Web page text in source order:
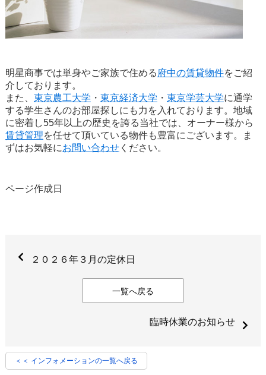
明星商事では単身やご家族で住める府中の賃貸物件をご紹
介しております。
また、 東京農工大学 ・ 東京経済大学 ・ 東京学芸大学に通学
する学生さんのお部屋探しにも力を入れております。地域
に密着し55年以上の歴史を誇る当社では、オーナー様から
賃貸管理を任せて頂いている物件も豊富にございます。ま
ずはお気軽にお問い合わせください。
ページ作成日
２０２６年３月の定休日
一覧へ戻る
臨時休業のお知らせ
＜＜ インフォメーションの一覧へ戻る